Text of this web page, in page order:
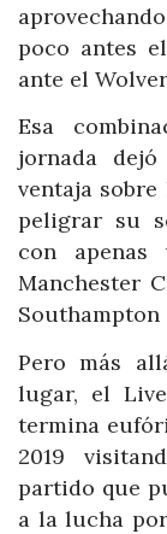
poco antes
ante el
Esa
jornada
ventaja sobre
peligrar su
con
Manchester
Southampton
Pero más
lugar, el
termina
2019
partido que
a la lucha